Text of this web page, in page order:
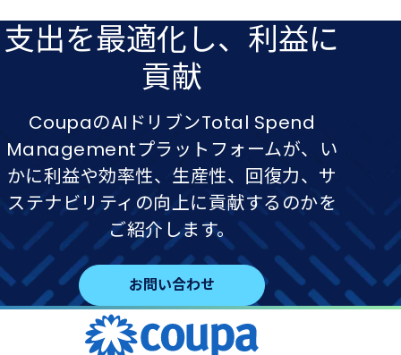
支出を​最適化し、​利益に​
貢献
CoupaのAIドリブンTotal Spend
Managementプラットフォームが、い
かに利益や効率性、生産性、回復力、サ
ステナビリティの向上に貢献するのかを
ご紹介します。
お問い合わせ